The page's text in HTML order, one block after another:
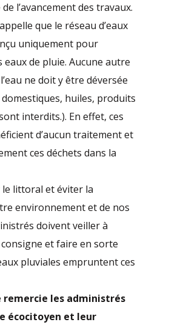
l’avancement des travaux.
que le réseau d’eaux
uniquement pour
eaux de pluie. Aucune autre
ne doit y être déversée
domestiques, huiles, produits
interdits.). En effet, ces
d’aucun traitement et
ces déchets dans la
littoral et éviter la
environnement et de nos
doivent veiller à
et faire en sorte
pluviales empruntent ces
les administrés
écocitoyen et leur